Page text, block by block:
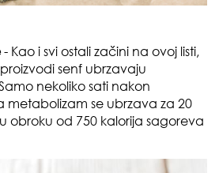
- Kao i svi ostali začini na ovoj listi,
senf ubrzavaju
nekoliko sati nakon
metabolizam se ubrzava za 20
obroku od 750 kalorija sagoreva